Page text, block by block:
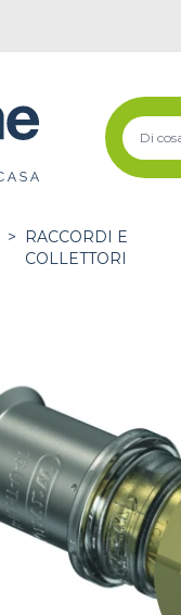
>
RACCORDI E
COLLETTORI